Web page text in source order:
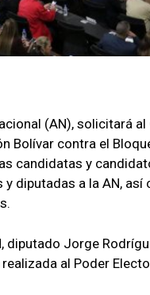
(AN), solicitará
Bolívar contra el
candidatas y
diputadas a la AN,
Jorge
al Poder